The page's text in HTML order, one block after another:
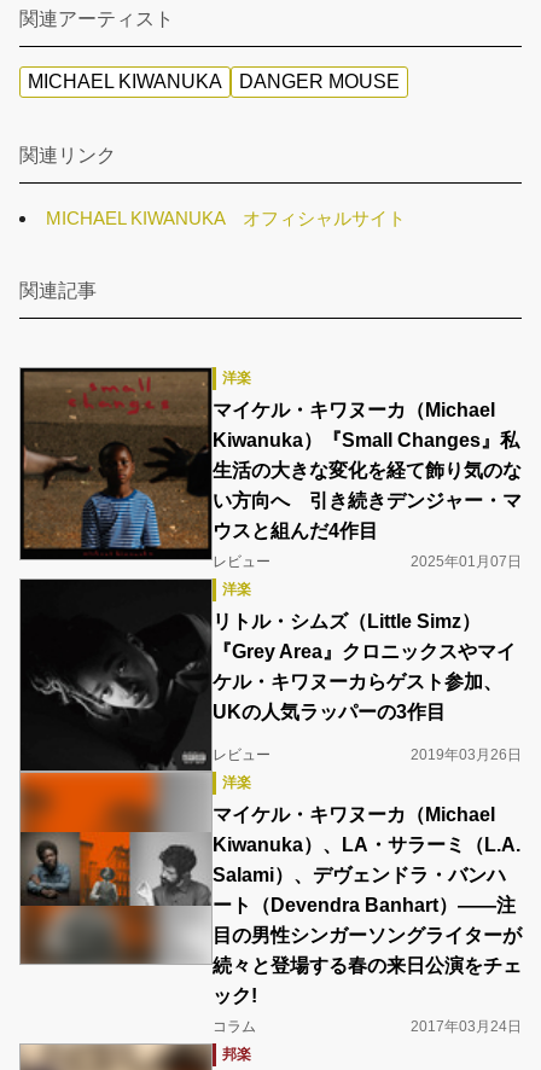
関連アーティスト
MICHAEL KIWANUKA DANGER MOUSE
関連リンク
MICHAEL KIWANUKA オフィシャルサイト
関連記事
洋楽
マイケル・キワヌーカ（Michael
Kiwanuka）『Small Changes』私
生活の大きな変化を経て飾り気のな
い方向へ 引き続きデンジャー・マ
ウスと組んだ4作目
レビュー
2025年01月07日
洋楽
リトル・シムズ（Little Simz）
『Grey Area』クロニックスやマイ
ケル・キワヌーカらゲスト参加、
UKの人気ラッパーの3作目
レビュー
2019年03月26日
洋楽
マイケル・キワヌーカ（Michael
Kiwanuka）、LA・サラーミ（L.A.
Salami）、デヴェンドラ・バンハ
ート（Devendra Banhart）――注
目の男性シンガーソングライターが
続々と登場する春の来日公演をチェ
ック!
コラム
2017年03月24日
邦楽